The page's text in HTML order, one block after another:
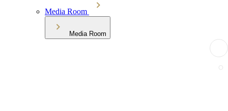
Media Room
Media Room